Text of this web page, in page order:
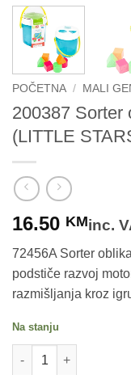
POČETNA / MALI
200387 Sorter
(LITTLE
16.50 KMinc.
72456A Sorter
podstiče razvoj
razmišljanja kroz
Na stanju
200387 Sorter